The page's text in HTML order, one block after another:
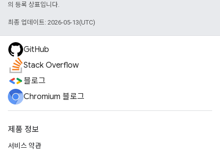
의 등록 상표입니다.
최종 업데이트: 2026-05-13(UTC)
GitHub
Stack Overflow
블로그
Chromium 블로그
제품 정보
서비스 약관